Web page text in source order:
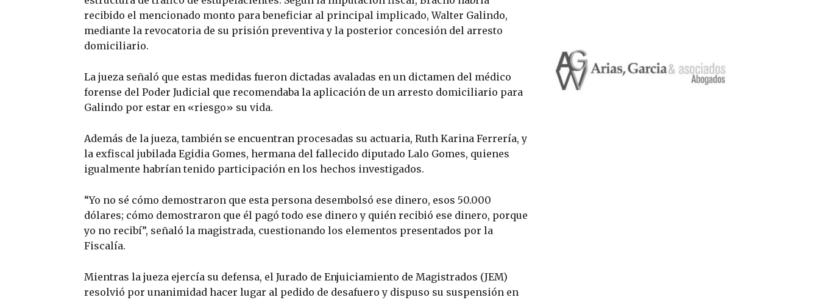
recibido el mencionado monto para beneficiar al principal implicado, Walter Galindo,
mediante la revocatoria de su prisión preventiva y la posterior concesión del arresto
domiciliario.
La jueza señaló que estas medidas fueron dictadas avaladas en un dictamen del médico
forense del Poder Judicial que recomendaba la aplicación de un arresto domiciliario para
Galindo por estar en «riesgo» su vida.
Además de la jueza, también se encuentran procesadas su actuaria, Ruth Karina Ferrería, y
la exfiscal jubilada Egidia Gomes, hermana del fallecido diputado Lalo Gomes, quienes
igualmente habrían tenido participación en los hechos investigados.
“Yo no sé cómo demostraron que esta persona desembolsó ese dinero, esos 50.000
dólares; cómo demostraron que él pagó todo ese dinero y quién recibió ese dinero, porque
yo no recibí”, señaló la magistrada, cuestionando los elementos presentados por la
Fiscalía.
Mientras la jueza ejercía su defensa, el Jurado de Enjuiciamiento de Magistrados (JEM)
resolvió por unanimidad hacer lugar al pedido de desafuero y dispuso su suspensión en